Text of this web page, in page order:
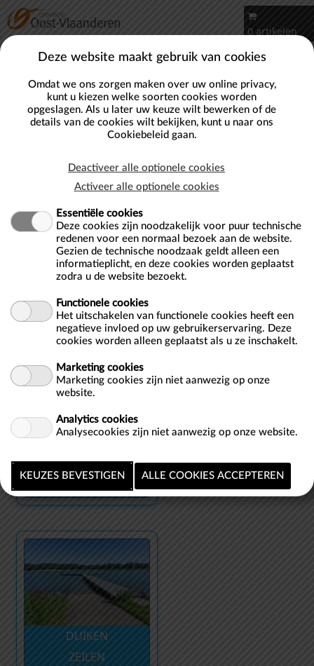
Naar hoofdinhoud
0 artikelen
Welkom op onze webshop!
TICKETS
DUIKEN
ZEILEN
Deze website maakt gebruik van cookies
Omdat we ons zorgen maken over uw online privacy,
kunt u kiezen welke soorten cookies worden
opgeslagen. Als u later uw keuze wilt bewerken of de
details van de cookies wilt bekijken, kunt u naar ons
Cookiebeleid gaan.
Deactiveer alle optionele cookies
Activeer alle optionele cookies
Essentiële cookies
Deze cookies zijn noodzakelijk voor puur technische
redenen voor een normaal bezoek aan de website.
Gezien de technische noodzaak geldt alleen een
informatieplicht, en deze cookies worden geplaatst
zodra u de website bezoekt.
Functionele cookies
Het uitschakelen van functionele cookies heeft een
negatieve invloed op uw gebruikerservaring. Deze
cookies worden alleen geplaatst als u ze inschakelt.
Marketing cookies
Marketing cookies zijn niet aanwezig op onze
website.
Analytics cookies
Analysecookies zijn niet aanwezig op onze website.